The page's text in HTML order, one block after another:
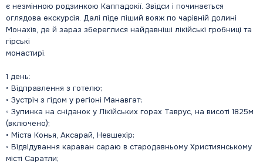
є незмінною родзинкою Каппадокії. Звідси і починається
оглядова екскурсія. Далі піде піший вояж по чарівній долині
Монахів, де й зараз збереглися найдавніші лікійські гробниці та
гірські
монастирі.
1 день:
◦ Відправлення з готелю;
◦ Зустріч з гідом у регіоні Манавгат;
◦ Зупинка на сніданок у Лікійських горах Таврус, на висоті 1825м
(включено);
◦ Міста Конья, Аксарай, Невшехір;
◦ Відвідування караван сараю в стародавньому Християнському
місті Саратли;